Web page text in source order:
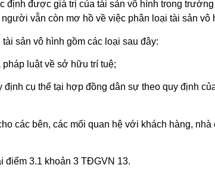
định được giá trị của tài sản vô hình trong
vẫn còn mơ hồ về việc phân loại tài sản
sản vô hình gồm các loại sau đây:
luật về sở hữu trí tuệ;
cụ thể tại hợp đồng dân sự theo quy định
các bên, các mối quan hệ với khách hàng,
điểm 3.1 khoản 3 TĐGVN 13.